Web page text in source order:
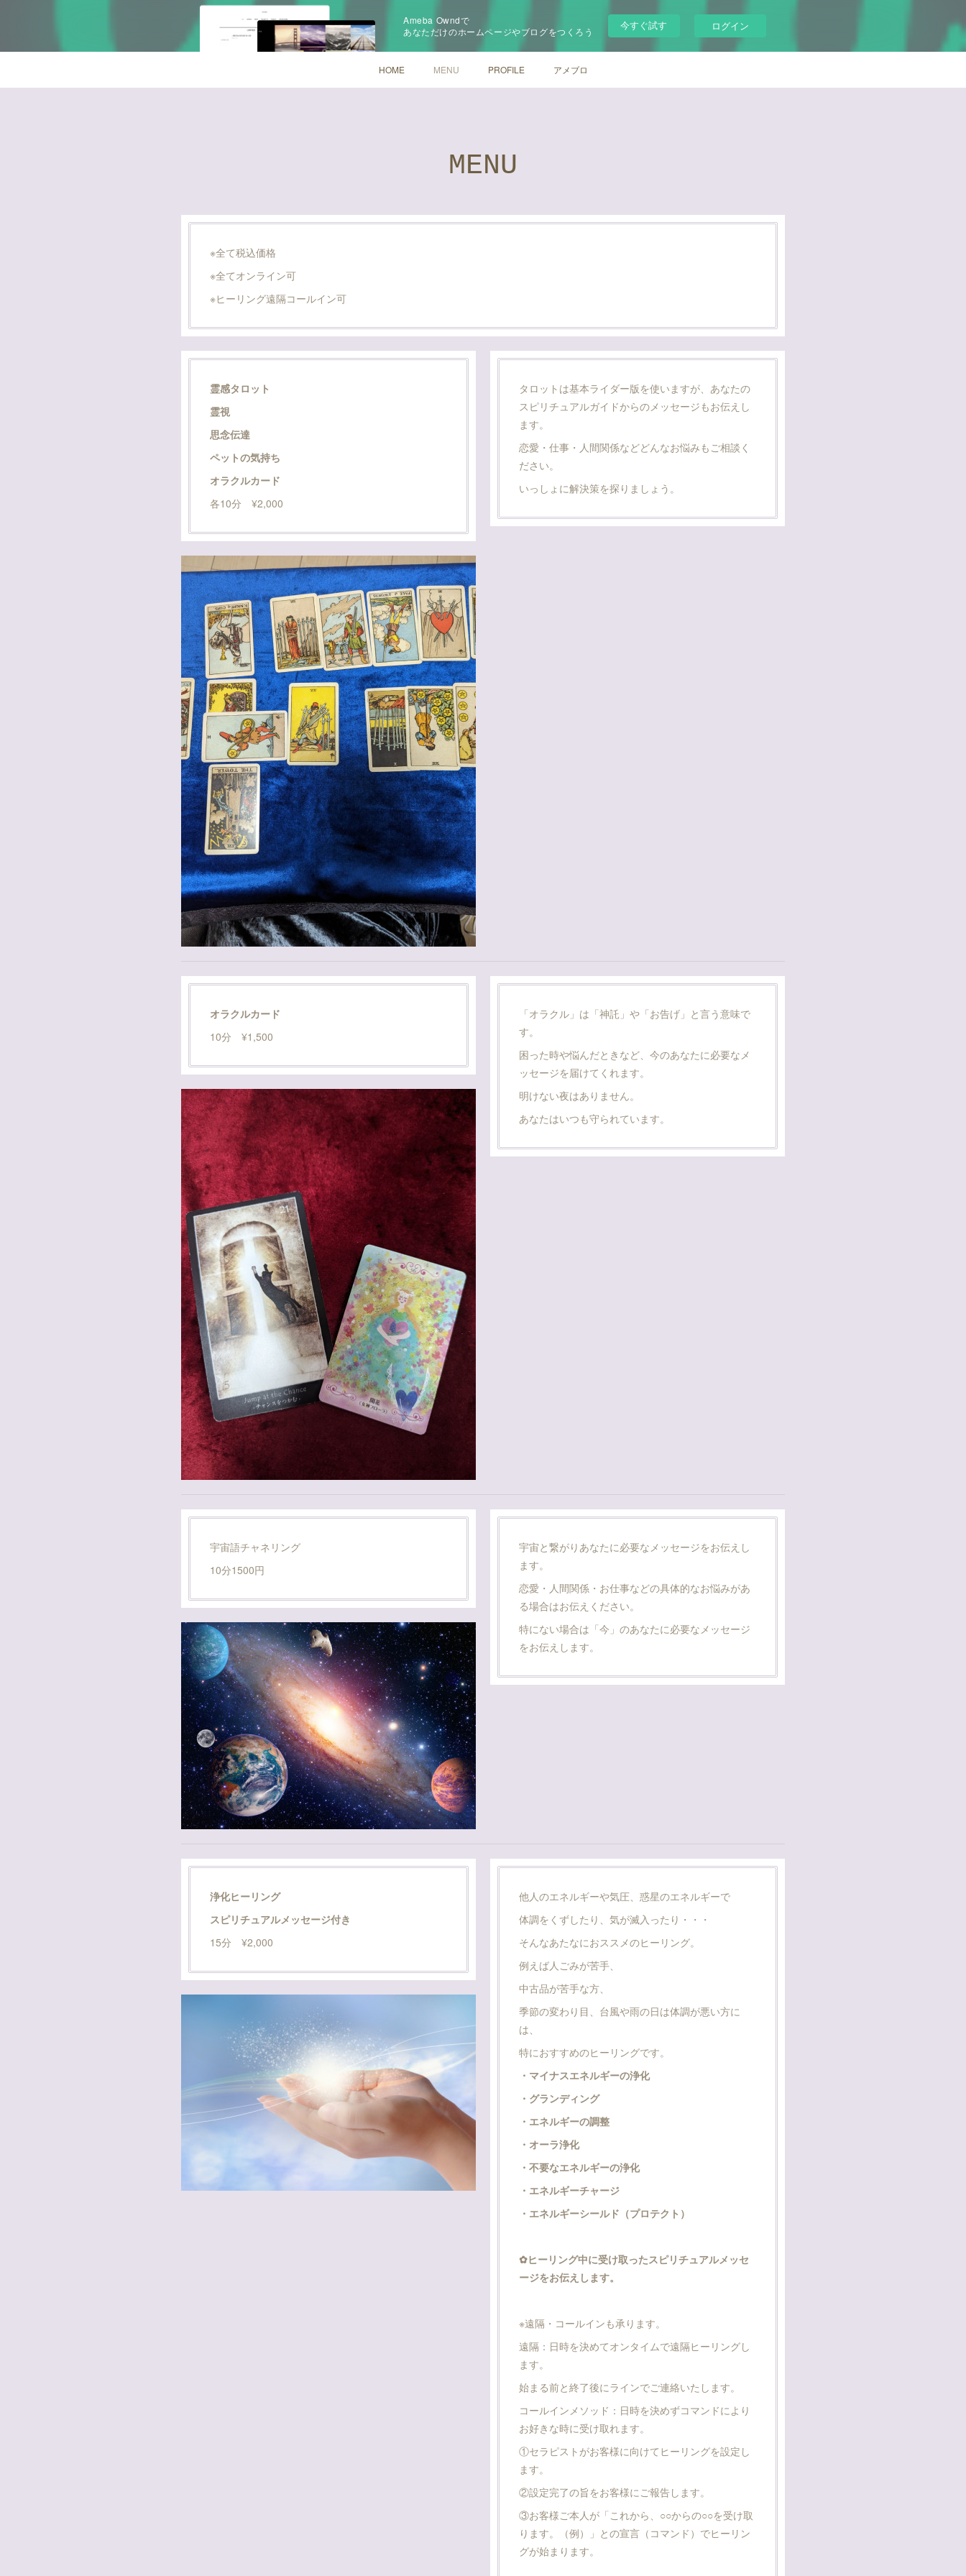
Ameba Owndで
あなただけのホームページやブログをつくろう
今すぐ試す ログイン
HOME MENU PROFILE アメブロ
MENU
※全て税込価格
※全てオンライン可
※ヒーリング遠隔コールイン可
霊感タロット
霊視
思念伝達
ペットの気持ち
オラクルカード
各10分 ¥2,000
タロットは基本ライダー版を使いますが、あなたの
スピリチュアルガイドからのメッセージもお伝えし
ます。
恋愛・仕事・人間関係などどんなお悩みもご相談く
ださい。
いっしょに解決策を探りましょう。
オラクルカード
10分 ¥1,500
「オラクル」は「神託」や「お告げ」と言う意味で
す。
困った時や悩んだときなど、今のあなたに必要なメ
ッセージを届けてくれます。
明けない夜はありません。
あなたはいつも守られています。
宇宙語チャネリング
10分1500円
宇宙と繋がりあなたに必要なメッセージをお伝えし
ます。
恋愛・人間関係・お仕事などの具体的なお悩みがあ
る場合はお伝えください。
特にない場合は「今」のあなたに必要なメッセージ
をお伝えします。
浄化ヒーリング
スピリチュアルメッセージ付き
15分 ¥2,000
他人のエネルギーや気圧、惑星のエネルギーで
体調をくずしたり、気が滅入ったり・・・
そんなあたなにおススメのヒーリング。
例えば人ごみが苦手、
中古品が苦手な方、
季節の変わり目、台風や雨の日は体調が悪い方に
は、
特におすすめのヒーリングです。
・マイナスエネルギーの浄化
・グランディング
・エネルギーの調整
・オーラ浄化
・不要なエネルギーの浄化
・エネルギーチャージ
・エネルギーシールド（プロテクト）
✿ヒーリング中に受け取ったスピリチュアルメッセ
ージをお伝えします。
※遠隔・コールインも承ります。
遠隔：日時を決めてオンタイムで遠隔ヒーリングし
ます。
始まる前と終了後にラインでご連絡いたします。
コールインメソッド：日時を決めずコマンドにより
お好きな時に受け取れます。
①セラピストがお客様に向けてヒーリングを設定し
ます。
②設定完了の旨をお客様にご報告します。
③お客様ご本人が「これから、○○からの○○を受け取
ります。（例）」との宣言（コマンド）でヒーリン
グが始まります。